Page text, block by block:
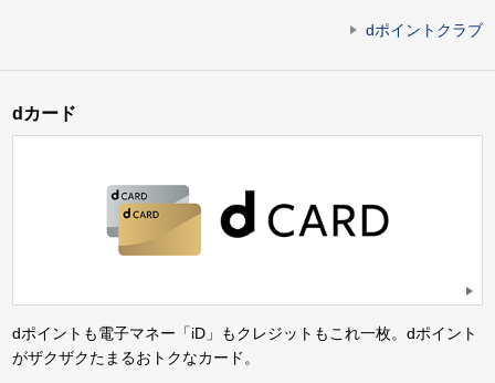
dポイントクラブ
dカード
dポイントも電子マネー「iD」もクレジットもこれ一枚。dポイント
がザクザクたまるおトクなカード。